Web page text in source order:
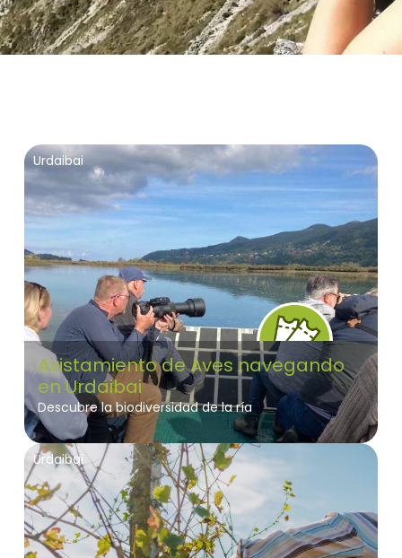
Urdaibai
Avistamiento de Aves navegando
en Urdaibai
Descubre la biodiversidad de la ría
Urdaibai